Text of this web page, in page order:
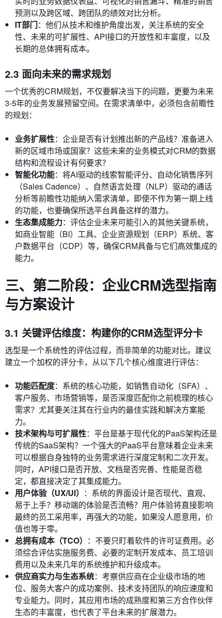
预测以及跨区域、跨团队的绩效对比分析。
IT部门：他们从技术和维护角度出发，关注系统的安全
性、未来的可扩展性、API接口的开放性和丰富度，以及
长期的总体拥有成本。
2.3 面向未来的需求规划
一个优秀的CRM规划，不仅要解决当下的问题，更要为未来
3-5年的业务发展预留空间。在需求清单中，必须包含前瞻性
的规划：
业务扩展性：企业是否有计划推出新的产品线？准备进入
新的区域市场或国家？这些未来的业务模式对CRM的数据
结构和流程设计有何要求？
智能化功能：将AI驱动的线索智能评分、自动化销售序列
（Sales Cadence）、自然语言处理（NLP）驱动的通话
分析等前瞻性功能纳入需求清单，即使不作为第一期上线
的功能，也要确保所选平台具备这样的潜力。
生态集成能力：评估企业未来可能引入的其他关键系统，
如商业智能（BI）工具、企业资源规划（ERP）系统、客
户数据平台（CDP）等，确保CRM具备与它们高效集成的
能力。
三、第二阶段：企业CRM选型指南
与方案设计
3.1 关键评估维度：构建你的CRM选型评分卡
选型是一个系统性的评估过程，而非简单的功能对比。建议
建立一个加权的评分卡，从以下几个核心维度进行评估：
功能匹配度：系统的核心功能，如销售自动化（SFA）、
客户服务、市场营销等，是否深度匹配你之前梳理的核心
需求？尤其要关注其在行业内的最佳实践和解决方案能
力。
技术架构与可扩展性：平台是基于现代化的PaaS架构还是
传统的SaaS架构？一个强大的PaaS平台意味着企业未来
可以根据自身独特的业务需求进行深度定制和二次开发。
同时，API接口是否开放、文档是否完善、性能是否稳
定，都直接决定了其集成能力。
用户体验（UX/UI） ：系统的界面设计是否现代、直观、
易于上手？移动端的体验是否流畅？用户体验将直接影响
最终的员工采用率，再强大的功能，如果没人愿意用，价
值也等于零。
总拥有成本（TCO） ：不要只盯着软件的许可证费用。必
须综合评估实施服务费、必要的定制开发成本、员工培训
费用以及未来几年的系统维护和升级成本。
供应商实力与生态系统：考察供应商在企业级市场的地
位、服务大客户的成功案例、技术支持团队的响应速度和
专业能力。同时，其应用市场的成熟度和第三方合作伙伴
生态的丰富度，也代表了平台未来的扩展潜力。